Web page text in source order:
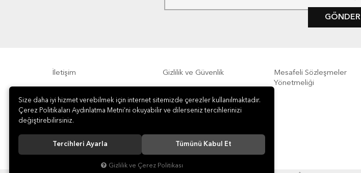
GÖNDER
İletişim Gizlilik ve Güvenlik
Mesafeli Sözleşmeler
Yönetmeliği
Sıkça Sorulan Sorular Sipariş, Teslimat ve İade
Size daha iyi hizmet verebilmek için internet sitemizde çerezler kullanılmaktadır.
Çerez Politikaları Aydınlatma Metni’ni okuyabilir ve dilerseniz tercihlerinizi
değiştirebilirsiniz.
Tercihleri Ayarla Tümünü Kabul Et
Gizlilik ve Çerez Politikası